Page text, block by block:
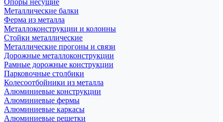
Опоры несущие
Металлические балки
Ферма из металла
Металлоконструкции и колонны
Стойки металлические
Металлические прогоны и связи
Дорожные металлоконструкции
Рамные дорожные конструкции
Парковочные столбики
Колесоотбойники из металла
Алюминиевые конструкции
Алюминиевые фермы
Алюминиевые каркасы
Алюминиевые решетки